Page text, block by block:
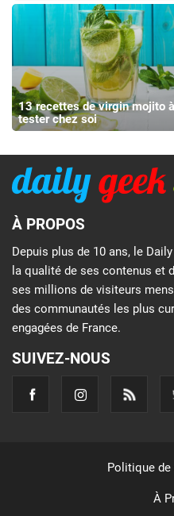
13 recettes de virgin mojito à
tester chez soi
À PROPOS
Depuis plus de 10 ans, le
la qualité de ses contenus et
ses millions de visiteurs
des communautés les plus
engagées de France.
SUIVEZ-NOUS
Politique
À